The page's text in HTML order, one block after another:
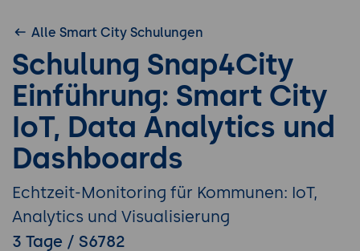
Alle Smart City Schulungen
Schulung Snap4City
Einführung: Smart City
IoT, Data Analytics und
Dashboards
Echtzeit-Monitoring für Kommunen: IoT,
Analytics und Visualisierung
3 Tage / S6782